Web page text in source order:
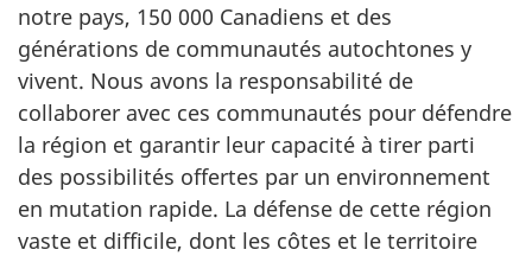
notre pays, 150 000 Canadiens et des
générations de communautés autochtones y
vivent. Nous avons la responsabilité de
collaborer avec ces communautés pour défendre
la région et garantir leur capacité à tirer parti
des possibilités offertes par un environnement
en mutation rapide. La défense de cette région
vaste et difficile, dont les côtes et le territoire